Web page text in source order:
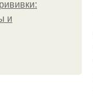
и